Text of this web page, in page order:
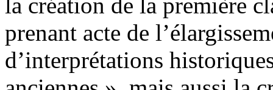
prenant acte de
d’interprétations